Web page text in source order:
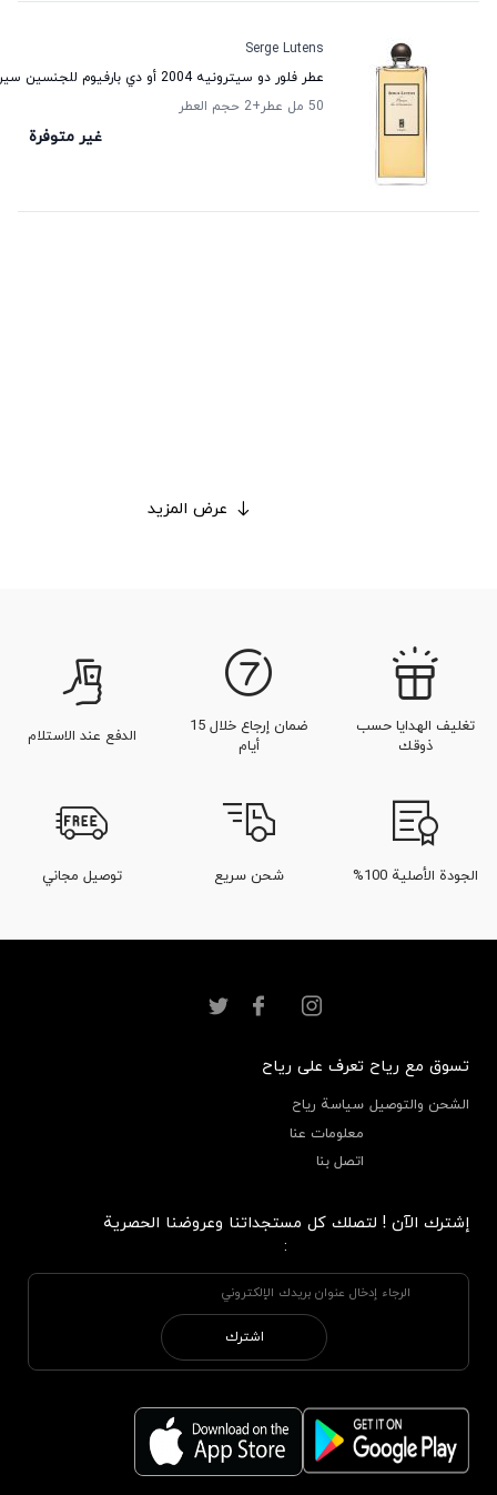
Serge Lutens
عطر فلور دو سيترونيه 2004 أو دي بارفيوم للجنسين سيرج لوتان
50 مل عطر
+2 حجم العطر
غير متوفرة
عرض المزيد
تغليف الهدايا حسب
ذوقك
ضمان إرجاع خلال 15
أيام
الدفع عند الاستلام
الجودة الأصلية 100% شحن سريع توصيل مجاني
تسوق مع رياح
الشحن والتوصيل
تعرف على رياح
سياسة رياح
معلومات عنا
اتصل بنا
إشترك الآن ! لتصلك كل مستجداتنا وعروضنا الحصرية
:
اشترك